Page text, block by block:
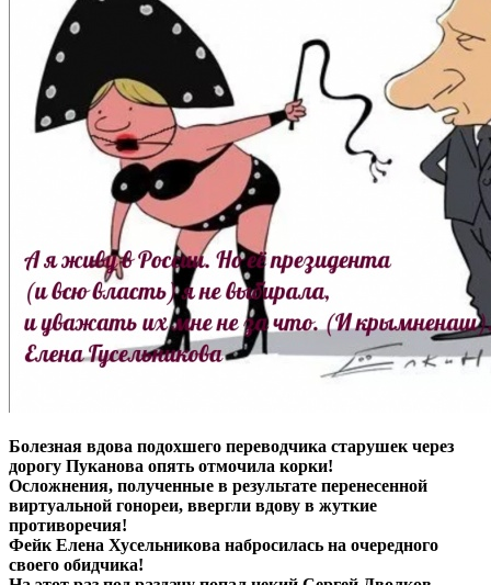
Болезная вдова подохшего переводчика старушек через
дорогу Пуканова опять отмочила корки!
Осложнения, полученные в результате перенесенной
виртуальной гонореи, ввергли вдову в жуткие
противоречия!
Фейк Елена Хусельникова набросилась на очередного
своего обидчика!